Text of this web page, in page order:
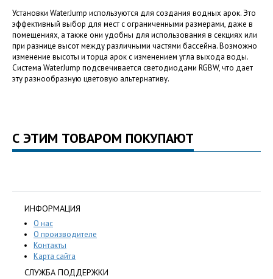
Установки WaterJump используются для создания водных арок. Это
эффективный выбор для мест с ограниченными размерами, даже в
помещениях, а также они удобны для использования в секциях или
при разнице высот между различными частями бассейна. Возможно
изменение высоты и торца арок с изменением угла выхода воды.
Система WaterJump подсвечивается светодиодами RGBW, что дает
эту разнообразную цветовую альтернативу.
С ЭТИМ ТОВАРОМ ПОКУПАЮТ
ИНФОРМАЦИЯ
О нас
О производителе
Контакты
Карта сайта
СЛУЖБА ПОДДЕРЖКИ